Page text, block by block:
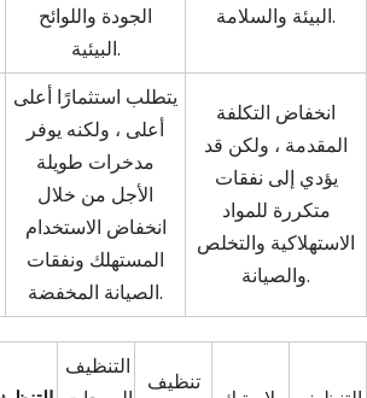
الجودة واللوائح
البيئية.
البيئة والسلامة.
يتطلب استثمارًا أعلى
أعلى ، ولكنه يوفر
مدخرات طويلة
الأجل من خلال
انخفاض الاستخدام
المستهلك ونفقات
الصيانة المخفضة.
انخفاض التكلفة
المقدمة ، ولكن قد
يؤدي إلى نفقات
متكررة للمواد
الاستهلاكية والتخلص
والصيانة.
التنظيف
تنظيف